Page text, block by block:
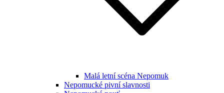
Malá letní scéna Nepomuk
Nepomucké pivní slavnosti